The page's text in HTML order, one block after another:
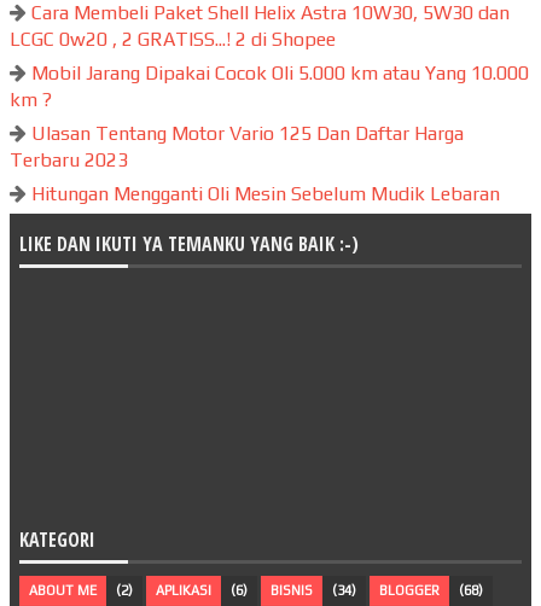
Cara Membeli Paket Shell Helix Astra 10W30, 5W30 dan
LCGC 0w20 , 2 GRATISS...! 2 di Shopee
Mobil Jarang Dipakai Cocok Oli 5.000 km atau Yang 10.000
km ?
Ulasan Tentang Motor Vario 125 Dan Daftar Harga
Terbaru 2023
Hitungan Mengganti Oli Mesin Sebelum Mudik Lebaran
LIKE DAN IKUTI YA TEMANKU YANG BAIK :-)
KATEGORI
ABOUT ME (2) APLIKASI (6) BISNIS (34) BLOGGER (68)